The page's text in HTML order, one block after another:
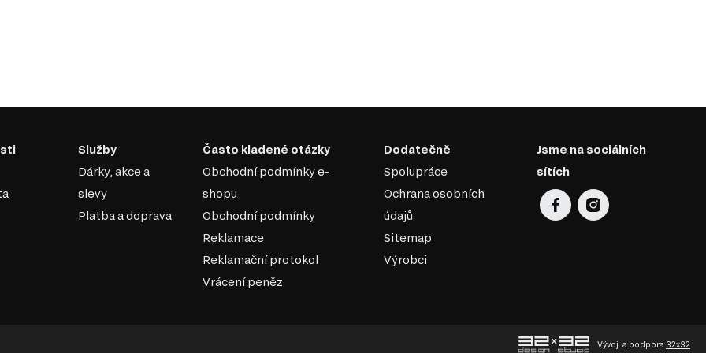
a styly, což vám umožní
prvky, které šetří místo a
dodává nábytku na
volbou.
nebo přírodními
Služby
Dárky, akce a
slevy
Platba a doprava
Často kladené otázky
Obchodní podmínky e-
shopu
Obchodní podmínky
Reklamace
Reklamační protokol
Vrácení peněz
Dodatečně
Spolupráce
Ochrana osobních
údajů
Sitemap
Výrobci
Jsme na sociálních
sítích
Vývoj a podpora 32x32